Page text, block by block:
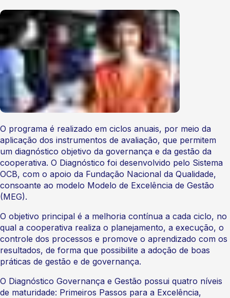
O programa é realizado em ciclos anuais, por meio da
aplicação dos instrumentos de avaliação, que permitem
um diagnóstico objetivo da governança e da gestão da
cooperativa. O Diagnóstico foi desenvolvido pelo Sistema
OCB, com o apoio da Fundação Nacional da Qualidade,
consoante ao modelo Modelo de Excelência de Gestão
(MEG).
O objetivo principal é a melhoria contínua a cada ciclo, no
qual a cooperativa realiza o planejamento, a execução, o
controle dos processos e promove o aprendizado com os
resultados, de forma que possibilite a adoção de boas
práticas de gestão e de governança.
O Diagnóstico Governança e Gestão possui quatro níveis
de maturidade: Primeiros Passos para a Excelência,